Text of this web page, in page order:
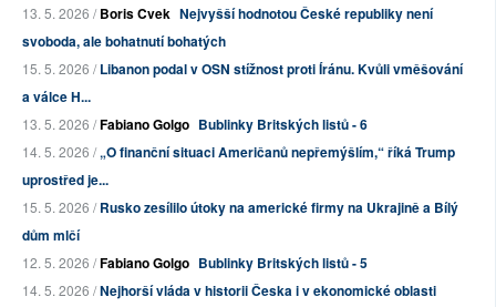
13. 5. 2026 /Boris Cvek Nejvyšší hodnotou České republiky není
svoboda, ale bohatnutí bohatých
15. 5. 2026 /Libanon podal v OSN stížnost proti Íránu. Kvůli vměšování
a válce H...
13. 5. 2026 /Fabiano Golgo Bublinky Britských listů - 6
14. 5. 2026 /„O finanční situaci Američanů nepřemýšlím,“ říká Trump
uprostřed je...
15. 5. 2026 /Rusko zesílilo útoky na americké firmy na Ukrajině a Bílý
dům mlčí
12. 5. 2026 /Fabiano Golgo Bublinky Britských listů - 5
14. 5. 2026 /Nejhorší vláda v historii Česka i v ekonomické oblasti